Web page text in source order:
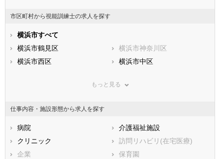
石川県
福井県
静岡県
滋賀県
大阪府
兵庫県
和歌山県
山口県
福岡県
佐賀県
熊本県
宮崎県
鹿児島県
市区町村から視能訓練士の求人を探す
横浜市すべて
横浜市鶴見区
横浜市神奈川区
横浜市西区
横浜市中区
横浜市金沢区
横浜市港南区
横浜市緑区
横浜市瀬谷区
横浜市栄区
横浜市泉区
横浜市青葉区
横浜市都筑区
もっと見る
仕事内容・施設形態から求人を探す
病院
介護福祉施設
クリニック
訪問リハビリ(在宅医療)
企業
保育園